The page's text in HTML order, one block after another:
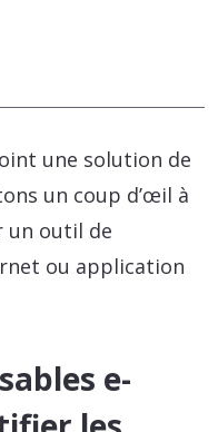
une solution de
un coup d’œil à
un outil de
ou application
e-